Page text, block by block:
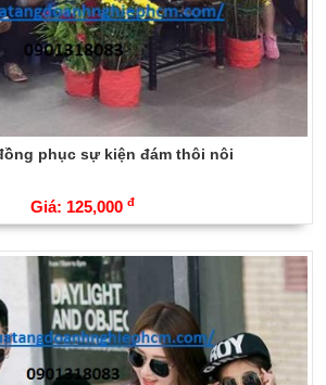
phục sự kiện đám thôi nôi
Giá: 125,000 đ